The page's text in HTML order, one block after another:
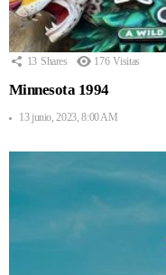
13 Shares 176 Visitas
Minnesota 1994
13 junio, 2023, 8:00 AM